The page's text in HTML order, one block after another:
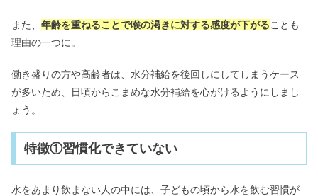
また、 年齢を重ねることで喉の渇きに対する感度が下がることも
理由の一つに。
働き盛りの方や高齢者は、水分補給を後回しにしてしまうケース
が多いため、日頃からこまめな水分補給を心がけるようにしまし
ょう。
特徴①習慣化できていない
水をあまり飲まない人の中には、子どもの頃から水を飲む習慣が